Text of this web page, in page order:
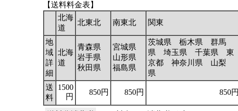
【送料料金表】
北海
道
北東北 南東北 関東
地
域
詳
細
北海
道
青森県
岩手県
秋田県
宮城県
山形県
福島県
茨城県 栃木県 群馬
県 埼玉県 千葉県 東
京都 神奈川県 山梨
県
送
料
1500
円
850円 850円 850円